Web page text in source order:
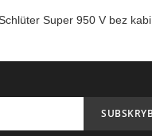
Super 950 V bez